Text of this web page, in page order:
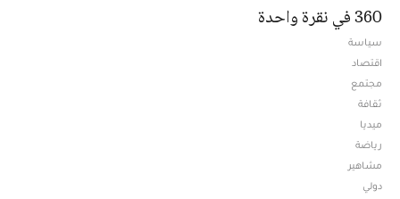
360 في نقرة واحدة
سياسة
اقتصاد
مجتمع
ثقافة
ميديا
رياضة
مشاهير
دولي